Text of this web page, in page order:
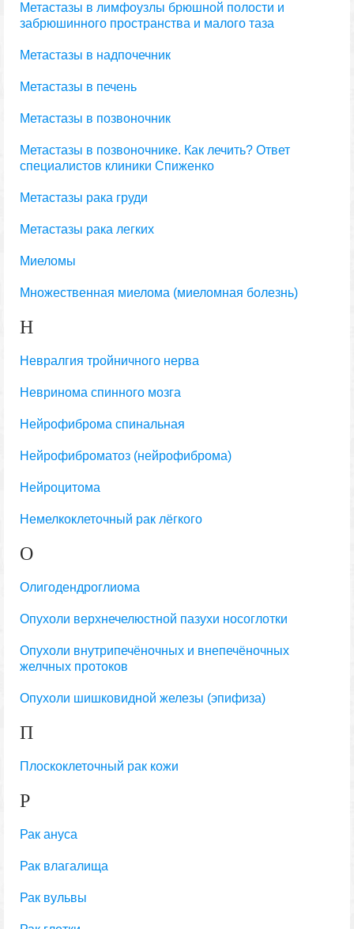
Метастазы в лимфоузлы брюшной полости и
забрюшинного пространства и малого таза
Метастазы в надпочечник
Метастазы в печень
Метастазы в позвоночник
Метастазы в позвоночнике. Как лечить? Ответ
специалистов клиники Спиженко
Метастазы рака груди
Метастазы рака легких
Миеломы
Множественная миелома (миеломная болезнь)
Н
Невралгия тройничного нерва
Невринома спинного мозга
Нейрофиброма спинальная
Нейрофиброматоз (нейрофиброма)
Нейроцитома
Немелкоклеточный рак лёгкого
О
Олигодендроглиома
Опухоли верхнечелюстной пазухи носоглотки
Опухоли внутрипечёночных и внепечёночных
желчных протоков
Опухоли шишковидной железы (эпифиза)
П
Плоскоклеточный рак кожи
Р
Рак ануса
Рак влагалища
Рак вульвы